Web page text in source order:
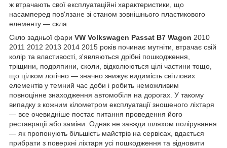
ж втрачають свої експлуатаційні характеристики, що
насамперед пов'язане зі станом зовнішнього пластикового
елементу — скла.
Скло задньої фари VW Volkswagen Passat B7 Wagon 2010
2011 2012 2013 2014 2015 років починає мутніти, втрачає свій
колір та властивості, з'являються дрібні пошкодження,
тріщини, подряпини, сколи, відколюються цілі частини тощо,
що цілком логічно — значно знижує видимість світлових
елементів у темний час доби і робить неможливим
повноцінне знаходження автомобіля на дорогах. У такому
випадку з кожним кілометром експлуатації зношеного ліхтаря
— все очевидніше постає питання проведення його
реставрації або заміни. Однак не завжди шляхом полірування
— як пропонують більшість майстрів на сервісах, вдається
прибрати з поверхні ліхтаря усі пошкодження та відновити